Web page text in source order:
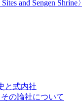
and Sengen Shrine〉
と式内社
の論社について